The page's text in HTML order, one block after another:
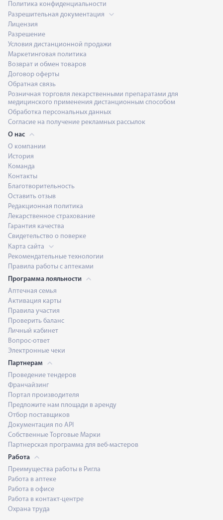
Политика конфиденциальности
Разрешительная документация
Лицензия
Разрешение
Условия дистанционной продажи
Маркетинговая политика
Возврат и обмен товаров
Договор оферты
Обратная связь
Розничная торговля лекарственными препаратами для
медицинского применения дистанционным способом
Обработка персональных данных
Согласие на получение рекламных рассылок
О нас
О компании
История
Команда
Контакты
Благотворительность
Оставить отзыв
Редакционная политика
Лекарственное страхование
Гарантия качества
Свидетельство о поверке
Карта сайта
Рекомендательные технологии
Правила работы с аптеками
Программа лояльности
Аптечная семья
Активация карты
Правила участия
Проверить баланс
Личный кабинет
Вопрос-ответ
Электронные чеки
Партнерам
Проведение тендеров
Франчайзинг
Портал производителя
Предложите нам площади в аренду
Отбор поставщиков
Документация по API
Собственные Торговые Марки
Партнерская программа для веб-мастеров
Работа
Преимущества работы в Ригла
Работа в аптеке
Работа в офисе
Работа в контакт-центре
Охрана труда